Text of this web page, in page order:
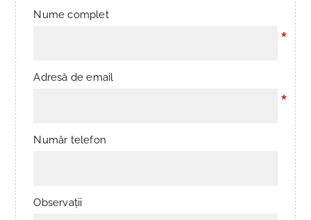
Nume complet
*
Adresă de email
*
Număr telefon
Observații